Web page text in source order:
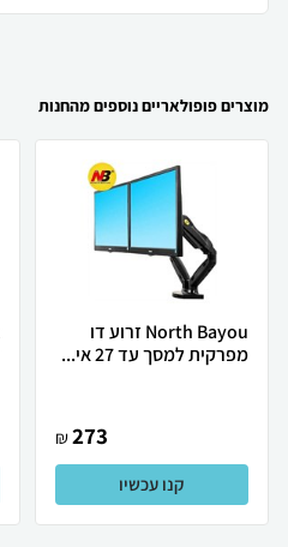
מוצרים פופולאריים נוספים מהחנות
North Bayou זרוע דו
מפרקית למסך עד 27 אי...
273
₪
קנו עכשיו